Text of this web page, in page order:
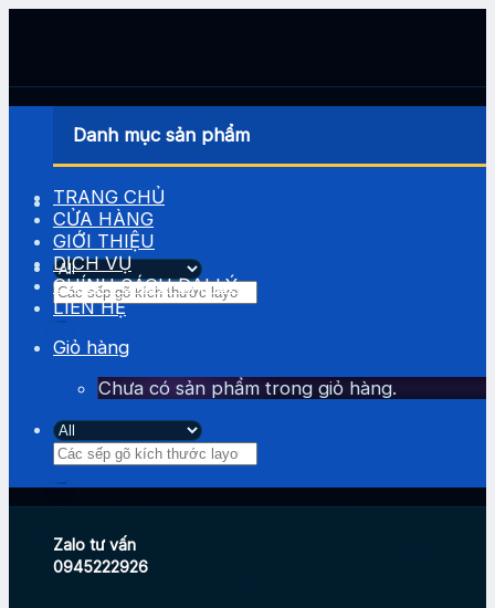
Tìm
kiếm:
Zalo tư vấn
0945222926
Danh mục sản phẩm
TRANG CHỦ
CỬA HÀNG
GIỚI THIỆU
DỊCH VỤ
CHÍNH SÁCH ĐẠI LÝ
LIÊN HỆ
Giỏ hàng
Chưa có sản phẩm trong giỏ hàng.
Tìm
kiếm: